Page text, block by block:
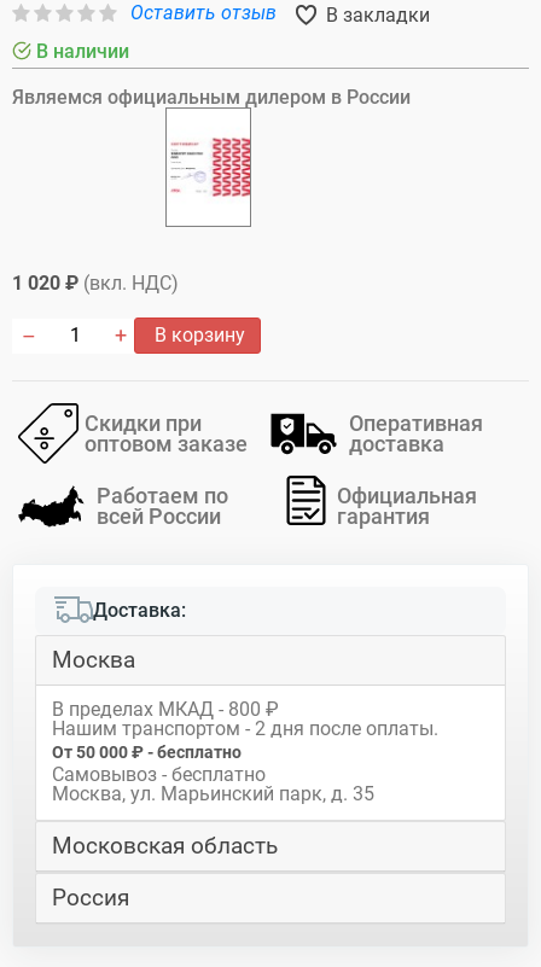
Оставить отзыв
В закладки
В наличии
Являемся официальным дилером в России
1 020 ₽ (вкл. НДС)
В корзину
Скидки при
оптовом заказе
Оперативная
доставка
Работаем по
всей России
Официальная
гарантия
Доставка:
Москва
В пределах МКАД - 800 ₽
Нашим транспортом - 2 дня после оплаты.
От 50 000 ₽ - бесплатно
Самовывоз - бесплатно
Москва, ул. Марьинский парк, д. 35
Московская область
Россия